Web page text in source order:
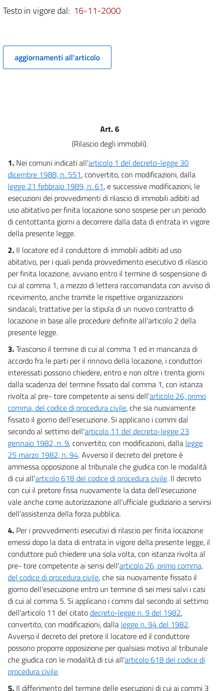
7
8
9
14
15
Testo in vigore dal: 16-11-2000
aggiornamenti all'articolo
Art. 6
(Rilascio degli immobili).
1. Nei comuni indicati all'articolo 1 del decreto-legge 30
dicembre 1988, n. 551, convertito, con modificazioni, dalla
legge 21 febbraio 1989, n. 61, e successive modificazioni, le
esecuzioni dei provvedimenti di rilascio di immobili adibiti ad
uso abitativo per finita locazione sono sospese per un periodo
di centottanta giorni a decorrere dalla data di entrata in vigore
della presente legge.
2. Il locatore ed il conduttore di immobili adibiti ad uso
abitativo, per i quali penda provvedimento esecutivo di rilascio
per finita locazione, avviano entro il termine di sospensione di
cui al comma 1, a mezzo di lettera raccomandata con avviso di
ricevimento, anche tramite le rispettive organizzazioni
sindacali, trattative per la stipula di un nuovo contratto di
locazione in base alle procedure definite all'articolo 2 della
presente legge.
3.Trascorso il termine di cui al comma 1 ed in mancanza di
accordo fra le parti per il rinnovo della locazione, i conduttori
interessati possono chiedere, entro e non oltre i trenta giorni
dalla scadenza del termine fissato dal comma 1, con istanza
rivolta al pre- tore competente ai sensi dell'articolo 26, primo
comma, del codice di procedura civile, che sia nuovamente
fissato il giorno dell'esecuzione. Si applicano i commi dal
secondo al settimo dell'articolo 11 del decreto-legge 23
gennaio 1982, n. 9, convertito, con modificazioni, dalla legge
25 marzo 1982, n. 94. Avverso il decreto del pretore è
ammessa opposizione al tribunale che giudica con le modalità
di cui all'articolo 618 del codice di procedura civile. Il decreto
con cui il pretore fissa nuovamente la data dell'esecuzione
vale anche come autorizzazione all'ufficiale giudiziario a servirsi
dell'assistenza della forza pubblica.
4. Per i provvedimenti esecutivi di rilascio per finita locazione
emessi dopo la data di entrata in vigore della presente legge, il
conduttore può chiedere una sola volta, con istanza rivolta al
pre- tore competente ai sensi dell'articolo 26, primo comma,
del codice di procedura civile, che sia nuovamente fissato il
giorno dell'esecuzione entro un termine di sei mesi salvi i casi
di cui al comma 5. Si applicano i commi dal secondo al settimo
dell'articolo 11 del citatodecreto-legge n. 9 del 1982,
convertito, con modificazioni, dalla legge n. 94 del 1982.
Avverso il decreto del pretore il locatore ed il conduttore
possono proporre opposizione per qualsiasi motivo al tribunale
che giudica con le modalità di cui all'articolo 618 del codice di
procedura civile.
5. Il differimento del termine delle esecuzioni di cui ai commi 3